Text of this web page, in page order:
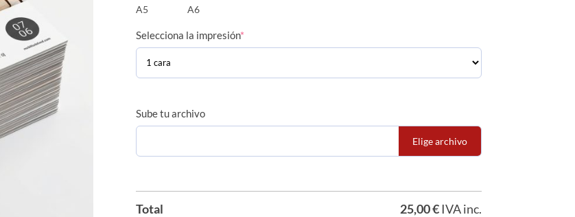
A5 A6
Selecciona la impresión*
Sube tu archivo
Elige archivo
Total 25,00€ IVA inc.